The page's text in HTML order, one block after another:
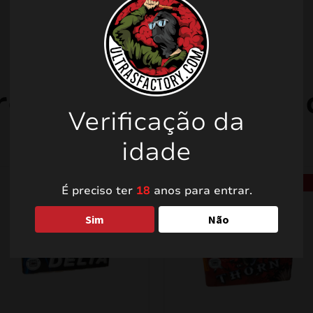
Verificação da
idade
É preciso ter 18 anos para entrar.
Sim Não